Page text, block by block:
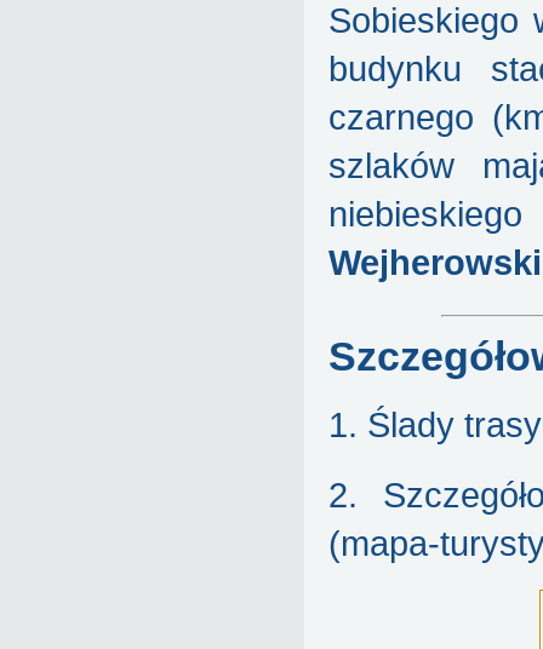
Sobieskiego
budynku
czarnego
szlaków
1. Ślady
2.
(mapa-